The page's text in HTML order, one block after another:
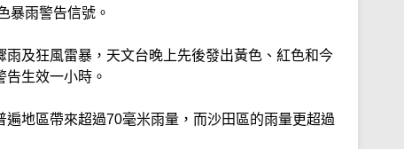
暴雨警告信號。
及狂風雷暴，天文台晚上先後發出黃色、紅色和今
生效一小時。
地區帶來超過70毫米雨量，而沙田區的雨量更超過